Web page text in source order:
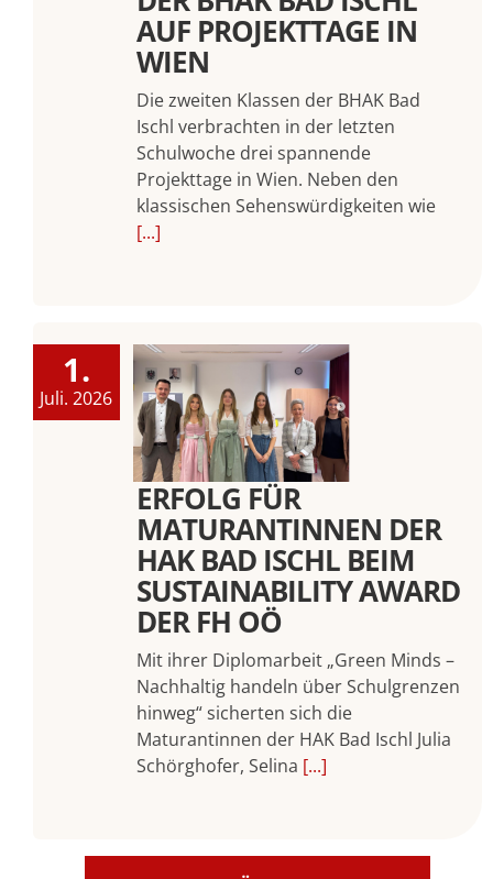
AUF PROJEKTTAGE IN
WIEN
Die zweiten Klassen der BHAK Bad
Ischl verbrachten in der letzten
Schulwoche drei spannende
Projekttage in Wien. Neben den
klassischen Sehenswürdigkeiten wie
[...]
1.
Juli. 2026
ERFOLG FÜR
MATURANTINNEN DER
HAK BAD ISCHL BEIM
SUSTAINABILITY AWARD
DER FH OÖ
Mit ihrer Diplomarbeit „Green Minds –
Nachhaltig handeln über Schulgrenzen
hinweg“ sicherten sich die
Maturantinnen der HAK Bad Ischl Julia
Schörghofer, Selina [...]